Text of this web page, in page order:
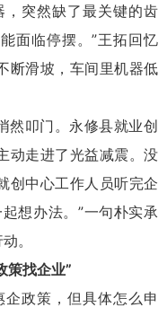
，突然缺了最关键的齿
面临停摆。”王拓回忆
断滑坡，车间里机器低
然叩门。永修县就业创
动走进了光益减震。没
创中心工作人员听完企
想办法。”一句朴实承
。
策找企业”
政策，但具体怎么申